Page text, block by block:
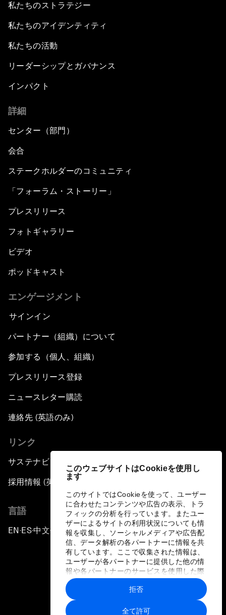
このウェブサイトはCookieを使用し
ます
このサイトではCookieを使って、ユーザー
に合わせたコンテンツや広告の表示、トラ
フィックの分析を行っています。またユー
ザーによるサイトの利用状況についても情
報を収集し、ソーシャルメディアや広告配
信、データ解析の各パートナーに情報を共
有しています。ここで収集された情報は、
ユーザーが各パートナーに提供した他の情
報や各パートナーのサービスを使用した際
に収集された情報と組み合わされ、各パー
トナーによって使用されることがありま
す。
全て許可
拒否
私たちのストラテジー
私たちのアイデンティティ
私たちの活動
リーダーシップとガバナンス
インパクト
詳細
センター（部門）
会合
ステークホルダーのコミュニティ
「フォーラム・ストーリー」
プレスリリース
フォトギャラリー
ビデオ
ポッドキャスト
エンゲージメント
サインイン
パートナー（組織）について
参加する（個人、組織）
プレスリリース登録
ニュースレター購読
連絡先 (英語のみ)
リンク
サステナビリティへの取り組み
採用情報 (英語のみ)
言語
EN ▪ES▪中文▪ 日本語
プライバシーポリシーと利用規約